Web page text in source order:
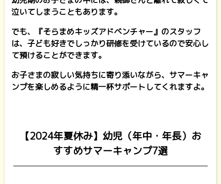
泣いてしまうこともあります。
でも、『そらまめキッズアドベンチャー』のスタッフ
は、子ども好きでしっかり研修を受けているので安心し
て預けることができます。
お子さまの寂しい気持ちに寄り添いながら、サマーキャ
ンプを楽しめるように精一杯サポートしてくれますよ。
【2024年夏休み】幼児（年中・年長）お
すすめサマーキャンプ7選